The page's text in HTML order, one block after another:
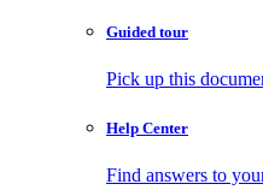
Guided tour
Pick up this
Help Center
Find answers to